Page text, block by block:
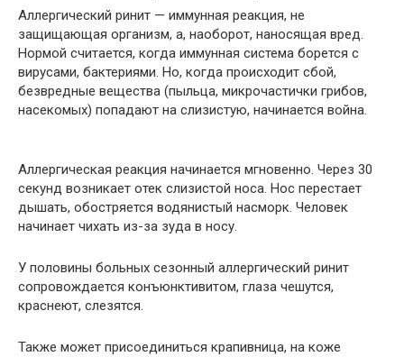
Аллергический ринит — иммунная реакция, не
защищающая организм, а, наоборот, наносящая вред.
Нормой считается, когда иммунная система борется с
вирусами, бактериями. Но, когда происходит сбой,
безвредные вещества (пыльца, микрочастички грибов,
насекомых) попадают на слизистую, начинается война.
Аллергическая реакция начинается мгновенно. Через 30
секунд возникает отек слизистой носа. Нос перестает
дышать, обостряется водянистый насморк. Человек
начинает чихать из-за зуда в носу.
У половины больных сезонный аллергический ринит
сопровождается конъюнктивитом, глаза чешутся,
краснеют, слезятся.
Также может присоединиться крапивница, на коже